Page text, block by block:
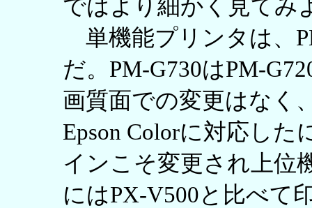
ではより細かく見てみ
単機能プリンタは、
だ。PM-G730はPM-
画質面での変更はなく
Epson Colorに対応し
インこそ変更され上位
にはPX-V500と比べて